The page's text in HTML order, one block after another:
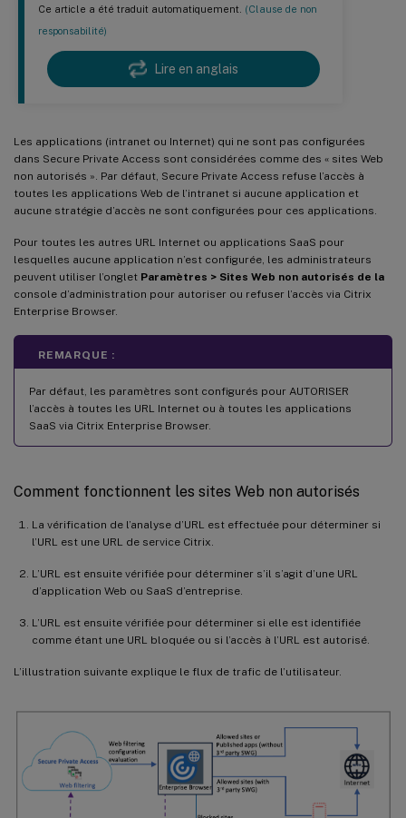
Ce article a été traduit automatiquement. (Clause de non
responsabilité)
Lire en anglais
Les applications (intranet ou Internet) qui ne sont pas configurées
dans Secure Private Access sont considérées comme des « sites Web
non autorisés ». Par défaut, Secure Private Access refuse l’accès à
toutes les applications Web de l’intranet si aucune application et
aucune stratégie d’accès ne sont configurées pour ces applications.
Pour toutes les autres URL Internet ou applications SaaS pour
lesquelles aucune application n’est configurée, les administrateurs
peuvent utiliser l’onglet Paramètres > Sites Web non autorisés de la
console d’administration pour autoriser ou refuser l’accès via Citrix
Enterprise Browser.
REMARQUE :
Par défaut, les paramètres sont configurés pour AUTORISER
l’accès à toutes les URL Internet ou à toutes les applications
SaaS via Citrix Enterprise Browser.
Comment fonctionnent les sites Web non autorisés
La vérification de l’analyse d’URL est effectuée pour déterminer si
l’URL est une URL de service Citrix.
L’URL est ensuite vérifiée pour déterminer s’il s’agit d’une URL
d’application Web ou SaaS d’entreprise.
L’URL est ensuite vérifiée pour déterminer si elle est identifiée
comme étant une URL bloquée ou si l’accès à l’URL est autorisé.
L’illustration suivante explique le flux de trafic de l’utilisateur.